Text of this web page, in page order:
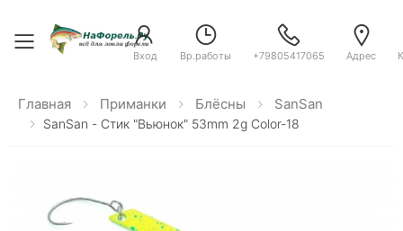
Toggle menu
Вход Вр.работы +79805417065 Адрес
Главная Приманки Блёсны SanSan
SanSan - Стик "Вьюнок" 53mm 2g Color-18